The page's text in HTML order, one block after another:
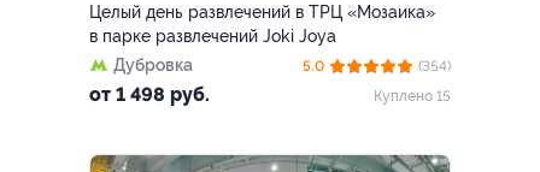
Целый день развлечений в ТРЦ «Мозаика»
в парке развлечений Joki Joya
Дубровка
от 1 498 руб.
5.0
(354)
Куплено 15